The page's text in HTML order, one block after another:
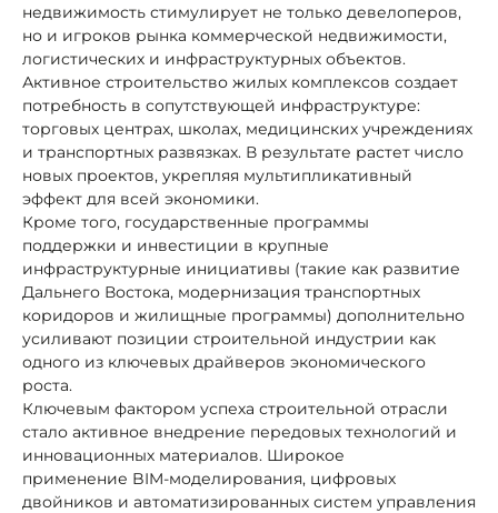
недвижимость стимулирует не только девелоперов,
но и игроков рынка коммерческой недвижимости,
логистических и инфраструктурных объектов.
Активное строительство жилых комплексов создает
потребность в сопутствующей инфраструктуре:
торговых центрах, школах, медицинских учреждениях
и транспортных развязках. В результате растет число
новых проектов, укрепляя мультипликативный
эффект для всей экономики.
Кроме того, государственные программы
поддержки и инвестиции в крупные
инфраструктурные инициативы (такие как развитие
Дальнего Востока, модернизация транспортных
коридоров и жилищные программы) дополнительно
усиливают позиции строительной индустрии как
одного из ключевых драйверов экономического
роста.
Ключевым фактором успеха строительной отрасли
стало активное внедрение передовых технологий и
инновационных материалов. Широкое
применение BIM-моделирования, цифровых
двойников и автоматизированных систем управления